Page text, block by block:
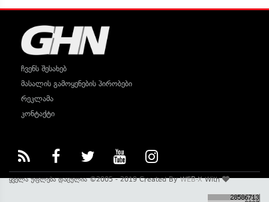
ჩვენს შესახებ
მასალის გამოყენების პირობები
რეკლამა
კონტაქტი
ყველა უფლება დაცულია ©2005 - 2019 Created ByWEB-XWith